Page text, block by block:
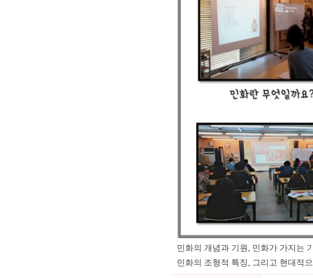
민화의 개념과 기원, 민화가 가지는
민화의 조형적 특징, 그리고 현대적